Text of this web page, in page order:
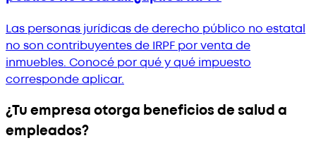
Las personas jurídicas de derecho público no estatal
no son contribuyentes de IRPF por venta de
inmuebles. Conocé por qué y qué impuesto
corresponde aplicar.
¿Tu empresa otorga beneficios de salud a
empleados?